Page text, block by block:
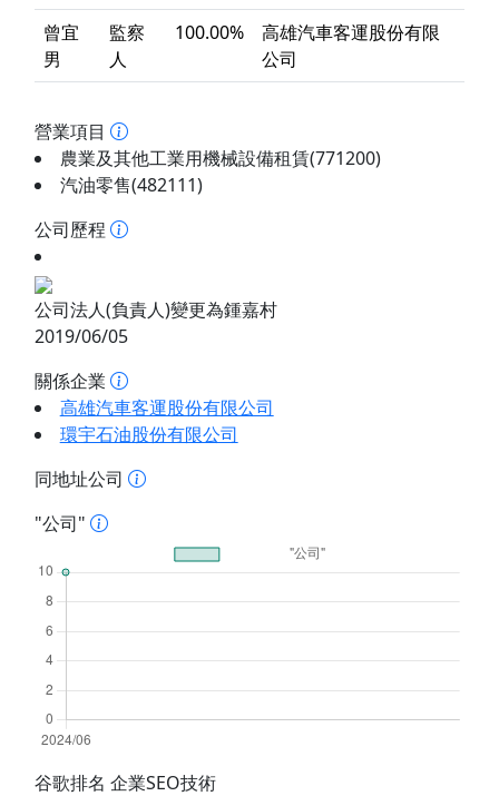
曾宜
男
監察
人
100.00%
高雄汽車客運股份有限
公司
營業項目
農業及其他工業用機械設備租賃(771200)
汽油零售(482111)
公司歷程
公司法人(負責人)變更為鍾嘉村
2019/06/05
關係企業
高雄汽車客運股份有限公司
環宇石油股份有限公司
同地址公司
"公司"
谷歌排名 企業SEO技術